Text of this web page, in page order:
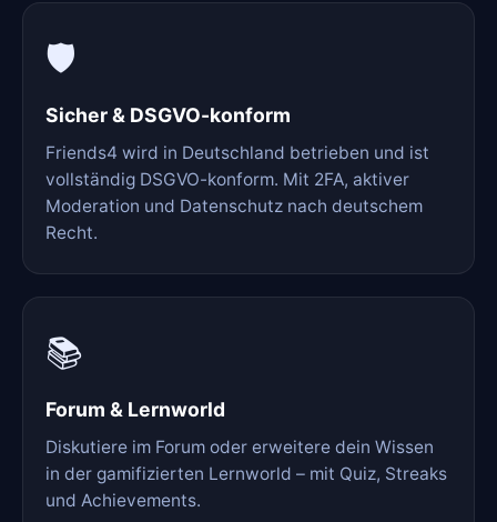
🛡️
Sicher & DSGVO-konform
Friends4 wird in Deutschland betrieben und ist
vollständig DSGVO-konform. Mit 2FA, aktiver
Moderation und Datenschutz nach deutschem
Recht.
📚
Forum & Lernworld
Diskutiere im Forum oder erweitere dein Wissen
in der gamifizierten Lernworld – mit Quiz, Streaks
und Achievements.